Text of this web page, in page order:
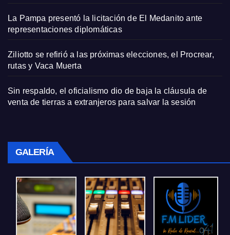
La Pampa presentó la licitación de El Medanito ante
representaciones diplomáticas
Ziliotto se refirió a las próximas elecciones, el Procrear,
rutas y Vaca Muerta
Sin respaldo, el oficialismo dio de baja la cláusula de
venta de tierras a extranjeros para salvar la sesión
GALERÍA